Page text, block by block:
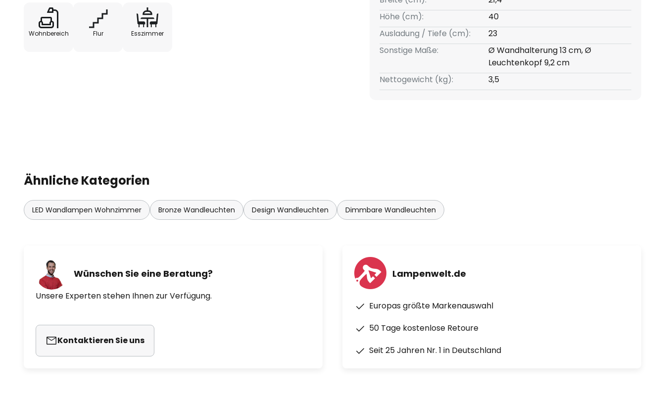
Herstellers Rotaliana.
Wohnbereich Flur Esszimmer
Höhe (cm):
40
Ausladung / Tiefe (cm):
23
Sonstige Maße:
Ø Wandhalterung 13 cm, Ø
Leuchtenkopf 9,2 cm
Nettogewicht (kg):
3,5
Ähnliche Kategorien
LED Wandlampen Wohnzimmer Bronze Wandleuchten Design Wandleuchten Dimmbare Wandleuchten
Wünschen Sie eine Beratung?
Unsere Experten stehen Ihnen zur Verfügung.
Kontaktieren Sie uns
Lampenwelt.de
Europas größte Markenauswahl
50 Tage kostenlose Retoure
Seit 25 Jahren Nr. 1 in Deutschland